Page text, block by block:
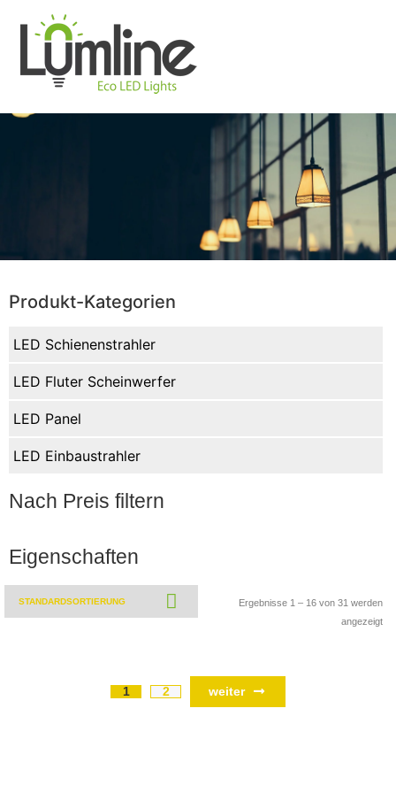
Produkt-Kategorien
LED Schienenstrahler
LED Fluter Scheinwerfer
LED Panel
LED Einbaustrahler
Nach Preis filtern
Eigenschaften
Ergebnisse 1 – 16 von 31 werden
angezeigt
1 2 weiter